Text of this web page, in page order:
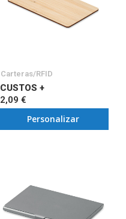
Carteras/RFID
CUSTOS +
2,09 €
Personalizar